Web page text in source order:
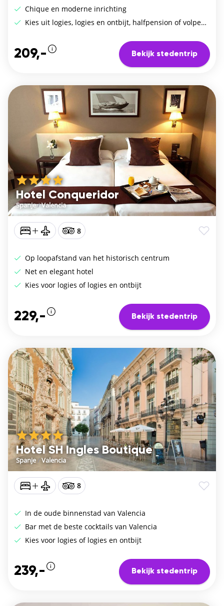
Chique en moderne inrichting
Kies uit logies, logies en ontbijt, halfpension of volpension
209,- Bekijk stedentrip
Hotel Conqueridor
Spanje/Valencia
8
Op loopafstand van het historisch centrum
Net en elegant hotel
Kies voor logies of logies en ontbijt
229,- Bekijk stedentrip
Hotel SH Ingles Boutique
Spanje / Valencia
8
In de oude binnenstad van Valencia
Bar met de beste cocktails van Valencia
Kies voor logies of logies en ontbijt
239,- Bekijk stedentrip